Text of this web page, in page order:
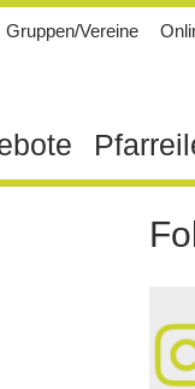
Gruppen/Vereine